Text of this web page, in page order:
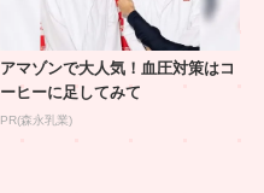
アマゾンで大人気！血圧対策はコ
ーヒーに足してみて
PR(森永乳業)